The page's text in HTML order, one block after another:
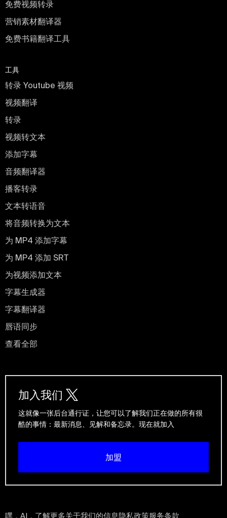
免费视频转录
营销素材翻译器
免费书籍翻译工具
工具
转录 Youtube 视频
视频翻译
转录
视频转文本
添加字幕
音频翻译器
播客转录
文本转语音
将音频转换为文本
为 MP4 添加字幕
为 MP4 添加 SRT
为视频添加文本
字幕生成器
字幕翻译器
唇语同步
查看全部
加入我们
这就像一张后台通行证，让您可以了解我们正在做的所有很
酷的事情：最新消息、见解和备忘录。现在就加入
加盟
嘿，AI，了解更多关于我们的信息隐私政策服务条款